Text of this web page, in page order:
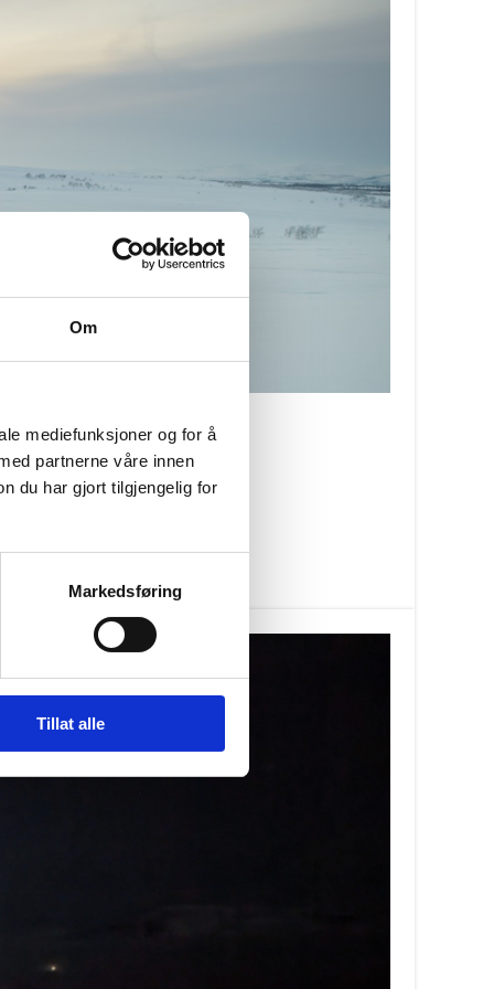
Om
mediefunksjoner og for å
partnerne våre innen
du har gjort tilgjengelig for
Markedsføring
Tillat alle